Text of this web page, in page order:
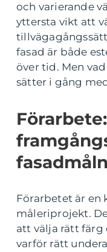
och varierande
yttersta vikt att
fasad är både
över tid. Men
sätter i gång
Förarbetet är en
måleriprojekt.
att välja rätt
varför rätt